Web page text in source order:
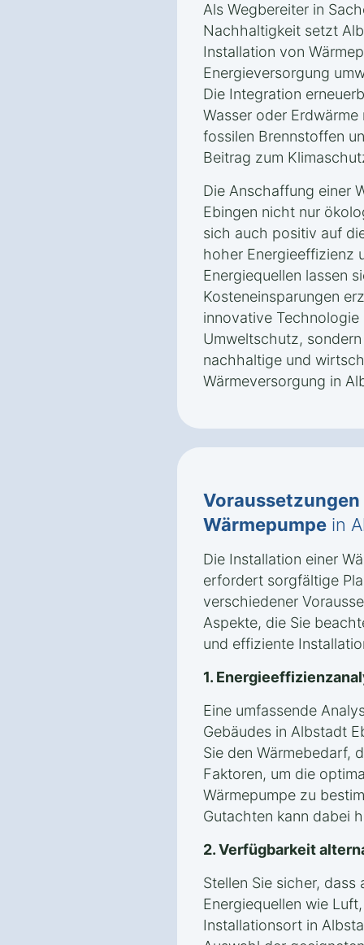
Als Wegbereiter in
Nachhaltigkeit setzt
Installation von
Energieversorgung
Die Integration
Wasser oder
fossilen Brennstoffen
Beitrag zum
Die Anschaffung einer
Ebingen nicht nur
sich auch positiv auf
hoher Energieeffizienz
Energiequellen lassen
Kosteneinsparungen
innovative
Umweltschutz,
nachhaltige und
Wärmeversorgung in
Voraussetzungen
Wärmepumpe in
Die Installation einer
erfordert sorgfältige
verschiedener
Aspekte, die Sie
und effiziente
1.
Eine umfassende
Gebäudes in Albstadt
Sie den Wärmebedarf,
Faktoren, um die
Wärmepumpe zu
Gutachten kann dabei
2. Verfügbarkeit
Stellen Sie sicher, dass
Energiequellen wie
Installationsort in